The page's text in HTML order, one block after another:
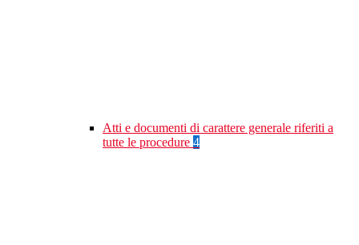
Atti e documenti di carattere generale riferiti a
tutte le procedure 4